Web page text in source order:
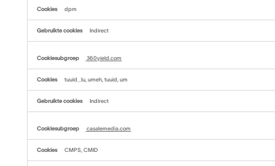
dpm
Indirect
360yield.com
tuuid_lu, umeh, tuuid, um
Indirect
casalemedia.com
CMPS, CMID